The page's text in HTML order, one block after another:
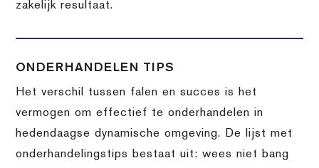
zakelijk resultaat.
ONDERHANDELEN TIPS
Het verschil tussen falen en succes is het
vermogen om effectief te onderhandelen in
hedendaagse dynamische omgeving. De lijst met
onderhandelingstips bestaat uit: wees niet bang